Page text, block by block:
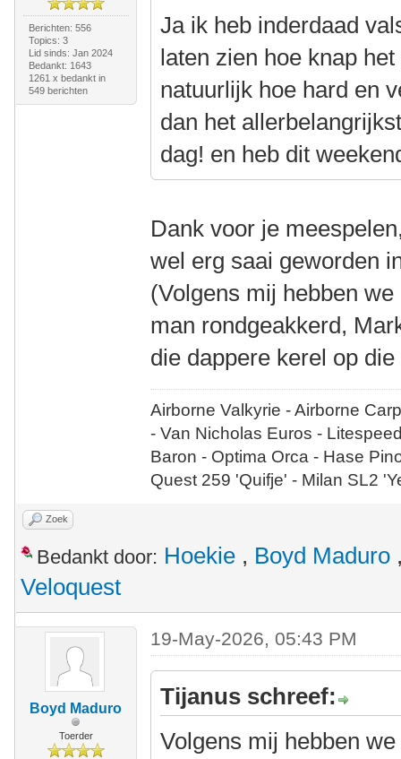
Berichten: 556
Topics: 3
Lid sinds: Jan 2024
Bedankt: 1643
1261 x bedankt in
549 berichten
Ja ik heb inderdaad
laten zien hoe knap
natuurlijk hoe hard en
dan het
dag! en heb dit
Dank voor je
wel erg saai geworden
(Volgens mij hebben
man rondgeakkerd,
die dappere kerel op
Airborne Valkyrie - Airborne
- Van Nicholas Euros -
Baron - Optima Orca - Hase
Quest 259 'Quifje' - Milan SL2
Zoek
Bedankt door: Hoekie , Boyd Maduro
Veloquest
Boyd Maduro
Toerder
19-May-2026, 05:43 PM
Tijanus schreef:
Volgens mij hebben